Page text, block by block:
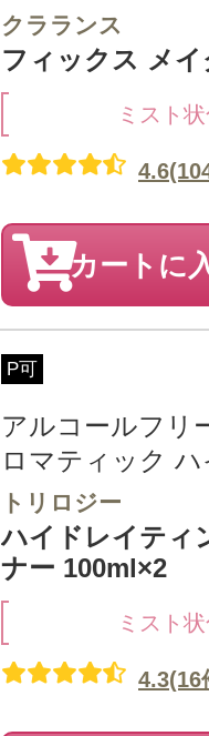
クラランス
フィックス メ
ミスト
カートに
P可
アルコールフリ
ロマティック
トリロジー
ハイドレイティ
ナー 100ml×2
ミスト
4.3(16